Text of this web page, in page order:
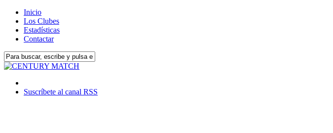
Inicio
Los Clubes
Estadísticas
Contactar
Suscríbete al canal RSS